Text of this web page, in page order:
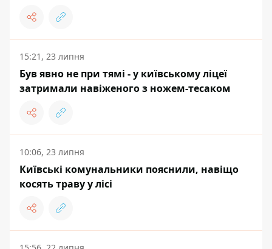
15:21, 23 липня
Був явно не при тямі - у київському ліцеї
затримали навіженого з ножем-тесаком
10:06, 23 липня
Київські комунальники пояснили, навіщо
косять траву у лісі